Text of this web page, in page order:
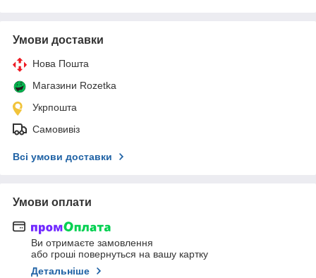
Умови доставки
Нова Пошта
Магазини Rozetka
Укрпошта
Самовивіз
Всі умови доставки
Умови оплати
Ви отримаєте замовлення
або гроші повернуться на вашу картку
Детальніше